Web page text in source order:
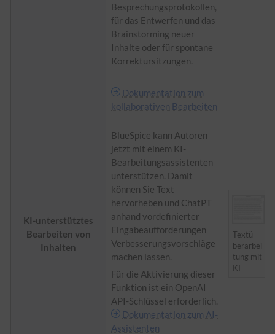
Besprechungsprotokollen,
für das Entwerfen und das
Brainstorming neuer
Inhalte oder für spontane
Korrektursitzungen.
Dokumentation zum
kollaborativen Bearbeiten
KI-unterstütztes
Bearbeiten von
Inhalten
BlueSpice kann Autoren
jetzt mit einem KI-
Bearbeitungsassistenten
unterstützen. Damit
können Sie Text
hervorheben und ChatPT
anhand vordefinierter
Eingabeaufforderungen
Verbesserungsvorschläge
machen lassen.
Für die Aktivierung dieser
Funktion ist ein OpenAI
API-Schlüssel erforderlich.
Dokumentation zum AI-
Assistenten
Textü
berarbei
tung mit
KI